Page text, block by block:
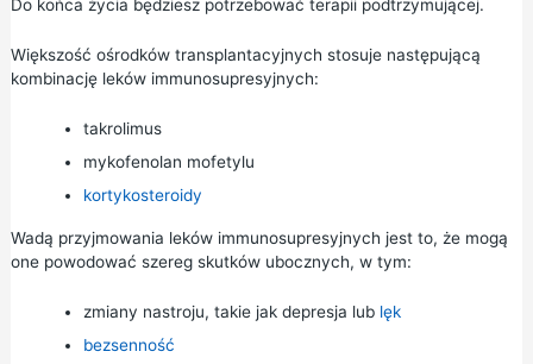
Do końca życia będziesz potrzebować terapii podtrzymującej.
Większość ośrodków transplantacyjnych stosuje następującą
kombinację leków immunosupresyjnych:
takrolimus
mykofenolan mofetylu
kortykosteroidy
Wadą przyjmowania leków immunosupresyjnych jest to, że mogą
one powodować szereg skutków ubocznych, w tym:
zmiany nastroju, takie jak depresja lub lęk
bezsenność